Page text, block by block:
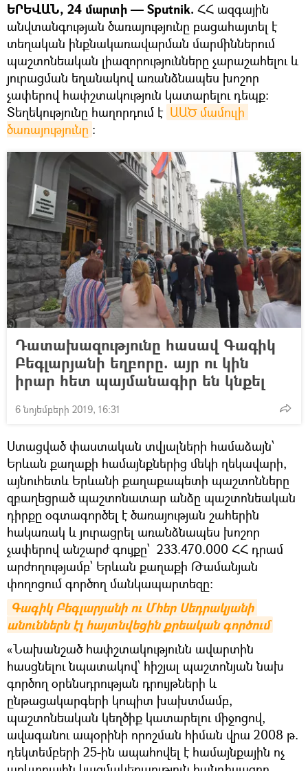
ԵՐԵՎԱՆ, 24 մարտի — Sputnik. ՀՀ ազգային
անվտանգության ծառայությունը բացահայտել է
տեղական ինքնակառավարման մարմիններում
պաշտոնեական լիազորությունները չարաշահելու և
յուրացման եղանակով առանձնապես խոշոր
չափերով հափշտակություն կատարելու դեպք։
Տեղեկությունը հաղորդում է ԱԱԾ մամուլի
ծառայությունը :
Դատախազությունը հասավ Գագիկ
Բեգլարյանի եղբորը. այր ու կին
իրար հետ պայմանագիր են կնքել
6 նոյեմբերի 2019, 16:31
Ստացված փաստական տվյալների համաձայն՝
Երևան քաղաքի համայնքներից մեկի ղեկավարի,
այնուհետև Երևանի քաղաքապետի պաշտոնները
զբաղեցրած պաշտոնատար անձը պաշտոնեական
դիրքը օգտագործել է ծառայության շահերին
հակառակ և յուրացրել առանձնապես խոշոր
չափերով անշարժ գույքը՝ 233.470.000 ՀՀ դրամ
արժողությամբ՝ Երևան քաղաքի Թամանյան
փողոցում գործող մանկապարտեզը:
Գագիկ Բեգլարյանի ու Մհեր Սեդրակյանի
անուններն էլ հայտնվեցին քրեական գործում
«Նախանշած հափշտակությունն ավարտին
հասցնելու նպատակով՝ հիշյալ պաշտոնյան նախ
գործող օրենսդրության դրույթների և
ընթացակարգերի կոպիտ խախտմամբ,
պաշտոնեական կեղծիք կատարելու միջոցով,
ավագանու ապօրինի որոշման հիման վրա 2008 թ.
դեկտեմբերի 25-ին ապահովել է համայնքային ոչ